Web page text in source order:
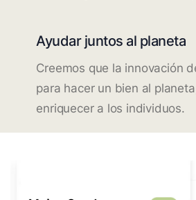
Ayudar juntos al planeta
Creemos que la innovación
para hacer un bien al
enriquecer a los individuos.